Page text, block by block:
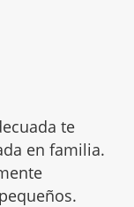
te
en familia.